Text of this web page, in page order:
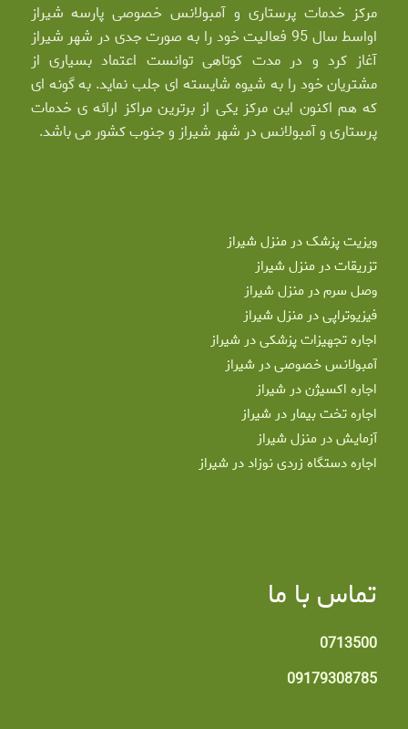
مرکز خدمات پرستاری و آمبولانس خصوصی پارسه شیراز
اواسط سال 95 فعالیت خود را به صورت جدی در شهر شیراز
آغاز کرد و در مدت کوتاهی توانست اعتماد بسیاری از
مشتریان خود را به شیوه شایسته ای جلب نماید. به گونه ای
که هم اکنون این مرکز یکی از برترین مراکز ارائه ی خدمات
پرستاری و آمبولانس در شهر شیراز و جنوب کشور می باشد.
ویزیت پزشک در منزل شیراز
تزریقات در منزل شیراز
وصل سرم در منزل شیراز
فیزیوتراپی در منزل شیراز
اجاره تجهیزات پزشکی در شیراز
آمبولانس خصوصی در شیراز
اجاره اکسیژن در شیراز
اجاره تخت بیمار در شیراز
آزمایش در منزل شیراز
اجاره دستگاه زردی نوزاد در شیراز
تماس با ما
0713500
09179308785